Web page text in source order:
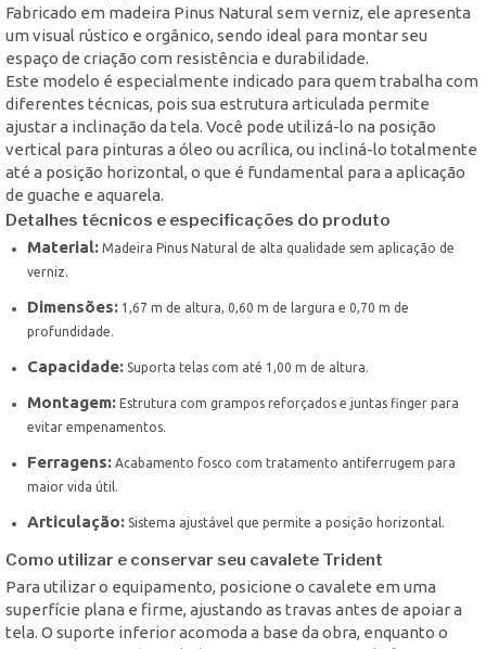
Fabricado em madeira Pinus Natural sem verniz, ele apresenta
um visual rústico e orgânico, sendo ideal para montar seu
espaço de criação com resistência e durabilidade.
Este modelo é especialmente indicado para quem trabalha com
diferentes técnicas, pois sua estrutura articulada permite
ajustar a inclinação da tela. Você pode utilizá-lo na posição
vertical para pinturas a óleo ou acrílica, ou incliná-lo totalmente
até a posição horizontal, o que é fundamental para a aplicação
de guache e aquarela.
Detalhes técnicos e especificações do produto
Material: Madeira Pinus Natural de alta qualidade sem aplicação de
verniz.
Dimensões: 1,67 m de altura, 0,60 m de largura e 0,70 m de
profundidade.
Capacidade: Suporta telas com até 1,00 m de altura.
Montagem: Estrutura com grampos reforçados e juntas finger para
evitar empenamentos.
Ferragens: Acabamento fosco com tratamento antiferrugem para
maior vida útil.
Articulação: Sistema ajustável que permite a posição horizontal.
Como utilizar e conservar seu cavalete Trident
Para utilizar o equipamento, posicione o cavalete em uma
superfície plana e firme, ajustando as travas antes de apoiar a
tela. O suporte inferior acomoda a base da obra, enquanto o